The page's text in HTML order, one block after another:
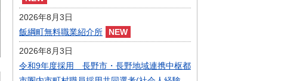
まちづくり
庁舎建設
2026年8月3日
飯綱町無料職業紹介所
2026年8月3日
令和9年度採用 長野市・長野地域連携中枢都